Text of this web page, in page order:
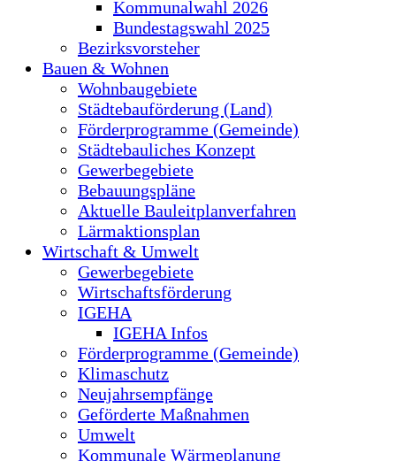
Kommunalwahl 2026
Bundestagswahl 2025
Bezirksvorsteher
Bauen & Wohnen
Wohnbaugebiete
Städtebauförderung (Land)
Förderprogramme (Gemeinde)
Städtebauliches Konzept
Gewerbegebiete
Bebauungspläne
Aktuelle Bauleitplanverfahren
Lärmaktionsplan
Wirtschaft & Umwelt
Gewerbegebiete
Wirtschaftsförderung
IGEHA
IGEHA Infos
Förderprogramme (Gemeinde)
Klimaschutz
Neujahrsempfänge
Geförderte Maßnahmen
Umwelt
Kommunale Wärmeplanung